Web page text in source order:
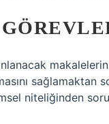
sağlamaktan
niteliğinden